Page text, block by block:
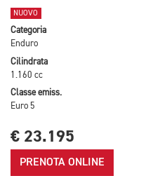
NUOVO
Categoria
Enduro
Cilindrata
1.160 cc
Classe emiss.
Euro 5
€ 23.195
PRENOTA ONLINE